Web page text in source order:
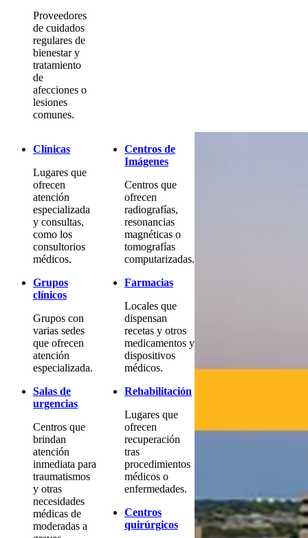
Proveedores
de cuidados
regulares de
bienestar y
tratamiento
de
afecciones o
lesiones
comunes.
Clínicas
Lugares que
ofrecen
atención
especializada
y consultas,
como los
consultorios
médicos.
Grupos
clínicos
Grupos con
varias sedes
que ofrecen
atención
especializada.
Salas de
urgencias
Centros que
brindan
atención
inmediata para
traumatismos
y otras
necesidades
médicas de
moderadas a
Centros de
Imágenes
Centros que
ofrecen
radiografías,
resonancias
magnéticas o
tomografías
computarizadas.
Farmacias
Locales que
dispensan
recetas y otros
medicamentos y
dispositivos
médicos.
Rehabilitación
Lugares que
ofrecen
recuperación
tras
procedimientos
médicos o
enfermedades.
Centros
quirúrgicos